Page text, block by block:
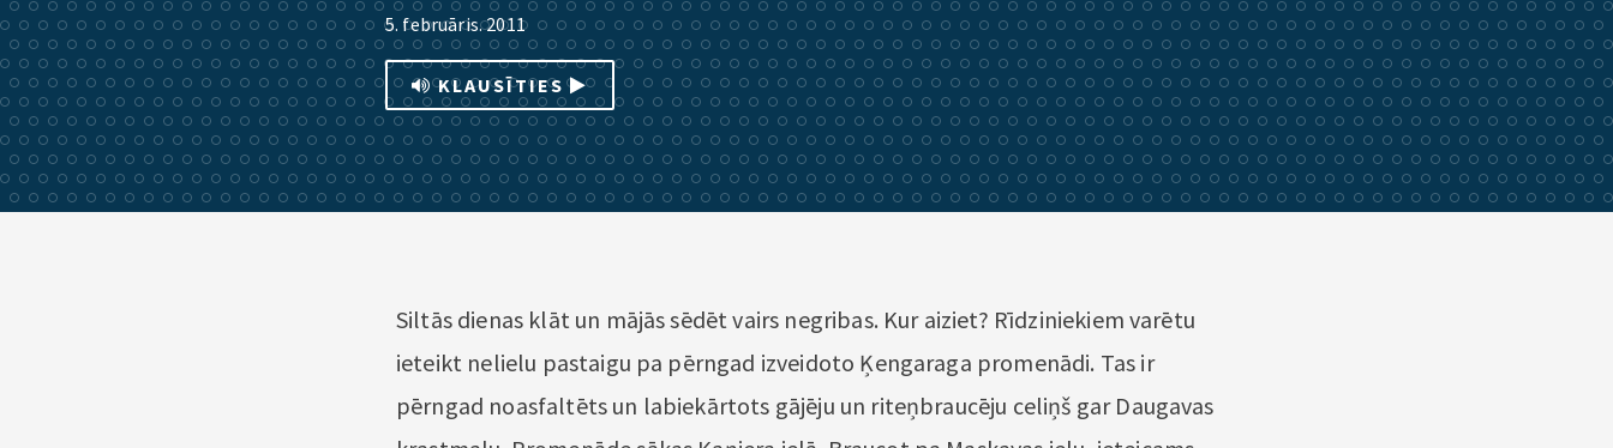
5. februāris. 2011
KLAUSĪTIES
Siltās dienas klāt un mājās sēdēt vairs negribas. Kur aiziet? Rīdziniekiem varētu
ieteikt nelielu pastaigu pa pērngad izveidoto Ķengaraga promenādi. Tas ir
pērngad noasfaltēts un labiekārtots gājēju un riteņbraucēju celiņš gar Daugavas